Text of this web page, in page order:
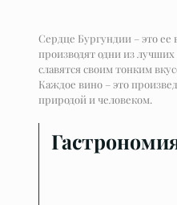
Сердце Бургундии – это
производят одни из
славятся своим тонким
Каждое вино – это
природой и человеком.